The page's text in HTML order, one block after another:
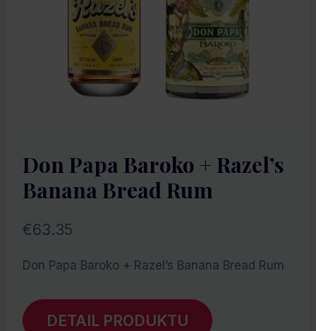
Don Papa Baroko + Razel’s
Banana Bread Rum
€63.35
Don Papa Baroko + Razel’s Banana Bread Rum
DETAIL PRODUKTU